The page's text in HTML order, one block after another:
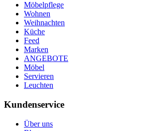
Möbelpflege
Wohnen
Weihnachten
Küche
Feed
Marken
ANGEBOTE
Möbel
Servieren
Leuchten
Kundenservice
Über uns